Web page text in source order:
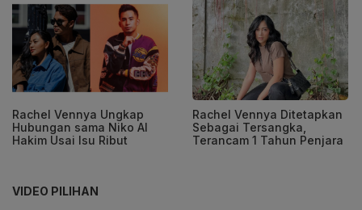
Rachel Vennya Ungkap
Hubungan sama Niko Al
Hakim Usai Isu Ribut
Rachel Vennya Ditetapkan
Sebagai Tersangka,
Terancam 1 Tahun Penjara
VIDEO PILIHAN